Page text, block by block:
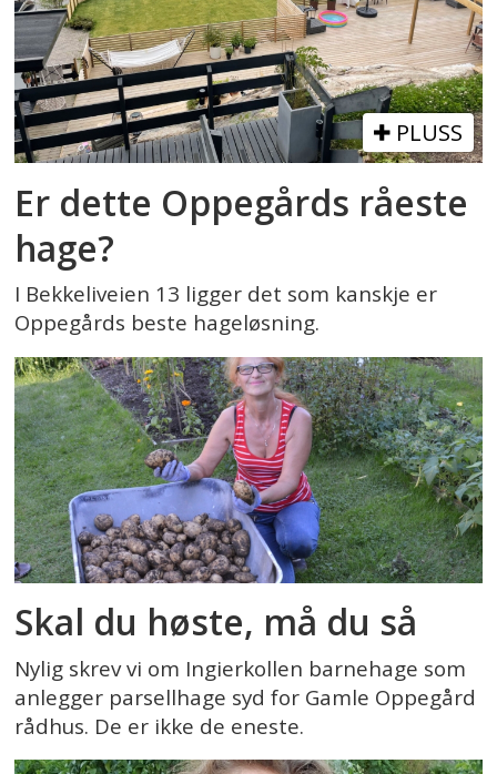
PLUSS
Er dette Oppegårds råeste
hage?
I Bekkeliveien 13 ligger det som kanskje er
Oppegårds beste hageløsning.
Skal du høste, må du så
Nylig skrev vi om Ingierkollen barnehage som
anlegger parsellhage syd for Gamle Oppegård
rådhus. De er ikke de eneste.